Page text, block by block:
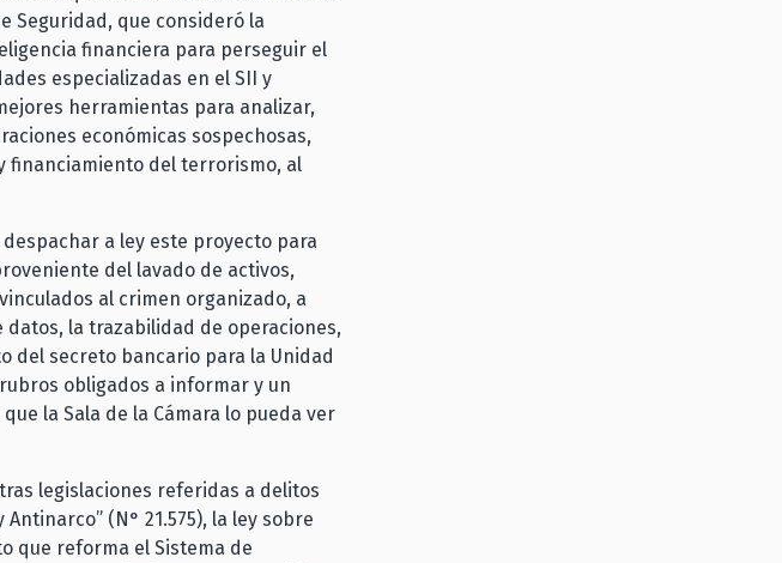
Seguridad, que consideró la
financiera para perseguir el
especializadas en el SII y
herramientas para analizar,
económicas sospechosas,
financiamiento del terrorismo, al
a ley este proyecto para
del lavado de activos,
al crimen organizado, a
la trazabilidad de operaciones,
del secreto bancario para la Unidad
obligados a informar y un
la Sala de la Cámara lo pueda ver
legislaciones referidas a delitos
(N° 21.575), la ley sobre
que reforma el Sistema de